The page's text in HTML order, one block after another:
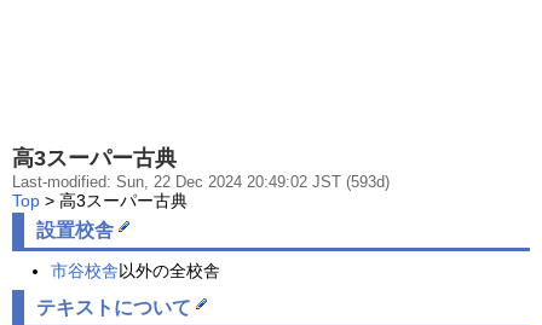
高3スーパー古典
Last-modified: Sun, 22 Dec 2024 20:49:02 JST (593d)
Top > 高3スーパー古典
設置校舎
市谷校舎以外の全校舎
テキストについて